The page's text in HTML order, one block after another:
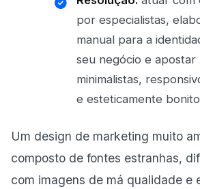
por especialistas,
manual para a
seu negócio e apostar
minimalistas,
e esteticamente
Um design de marketing muito
composto de fontes estranhas,
com imagens de má qualidade e